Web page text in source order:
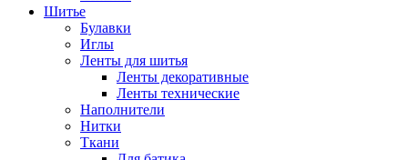
Шитье
Булавки
Иглы
Ленты для шитья
Ленты декоративные
Ленты технические
Наполнители
Нитки
Ткани